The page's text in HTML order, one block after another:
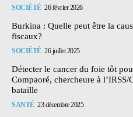
SOCIÉTÉ 26 février 2026
Burkina : Quelle peut être la
fiscaux?
SOCIÉTÉ 26 juillet 2025
Détecter le cancer du foie tôt
Compaoré, chercheure à
bataille
SANTÉ 23 décembre 2025